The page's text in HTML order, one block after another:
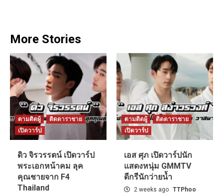
More Stories
ตามติดผู้
ติดดาราชาย
เปิดวาร์ป
ดิว จิรวรรตน์ เปิดวาร์ป
พระเอกหน้าคม ลุค
คุณชายจาก F4
Thailand
ตามติดผู้
ติดดาราชาย
เปิดวาร์ป
เอส ศุภ เปิดวาร์ปนัก
แสดงหนุ่ม GMMTV
ดีกรีนักว่ายน้ำ
2 weeks ago TTPhoo